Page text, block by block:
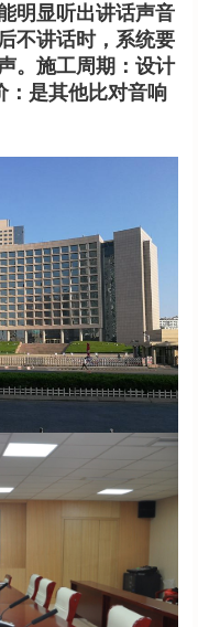
明显听出讲话声音
不讲话时，系统要
。施工周期：设计
：是其他比对音响